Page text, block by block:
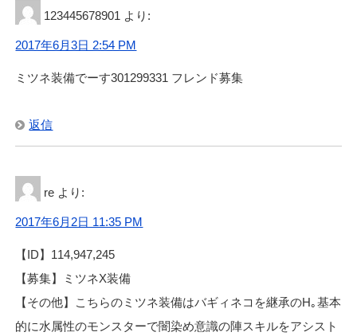
123445678901 より:
2017年6月3日 2:54 PM
ミツネ装備でーす301299331 フレンド募集
返信
re より:
2017年6月2日 11:35 PM
【ID】114,947,245
【募集】ミツネX装備
【その他】こちらのミツネ装備はバギィネコを継承のH｡基本
的に水属性のモンスターで闇染め意識の陣スキルをアシスト